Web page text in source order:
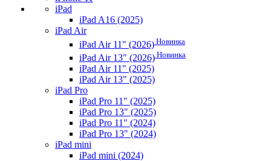
iPad
iPad A16 (2025)
iPad Air
iPad Air 11" (2026) Новинка
iPad Air 13" (2026) Новинка
iPad Air 11" (2025)
iPad Air 13" (2025)
iPad Pro
iPad Pro 11" (2025)
iPad Pro 13" (2025)
iPad Pro 11" (2024)
iPad Pro 13" (2024)
iPad mini
iPad mini (2024)